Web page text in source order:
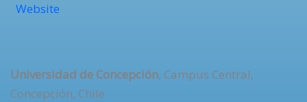
Website
Universidad de Concepción, Campus Central,
Concepción, Chile